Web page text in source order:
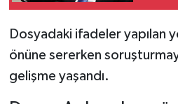
Dosyadaki ifadeler yapılan
önüne sererken
gelişme yaşandı.